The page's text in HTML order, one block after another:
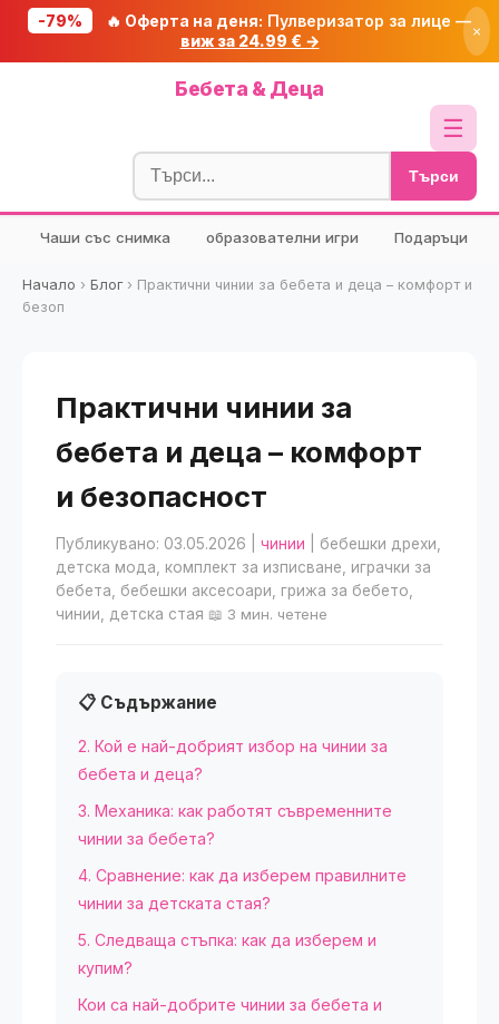
-79% 🔥 Оферта на деня: Пулверизатор за лице —
виж за 24.99 € →
×
Бебета & Деца
☰
Блог
🧮 Калкулатори
🔍 Намери продукт
🎁 Подарък
Търси
Чаши със снимка образователни игри Подаръци
Начало › Блог› Практични чинии за бебета и деца – комфорт и
безоп
Практични чинии за
бебета и деца – комфорт
и безопасност
Публикувано: 03.05.2026 чинии | бебешки дрехи,
детска мода, комплект за изписване, играчки за
бебета, бебешки аксесоари, грижа за бебето,
чинии, детска стая 📖 3 мин. четене
📋 Съдържание
2. Кой е най-добрият избор на чинии за
бебета и деца?
3. Механика: как работят съвременните
чинии за бебета?
4. Сравнение: как да изберем правилните
чинии за детската стая?
5. Следваща стъпка: как да изберем и
купим?
Кои са най-добрите чинии за бебета и